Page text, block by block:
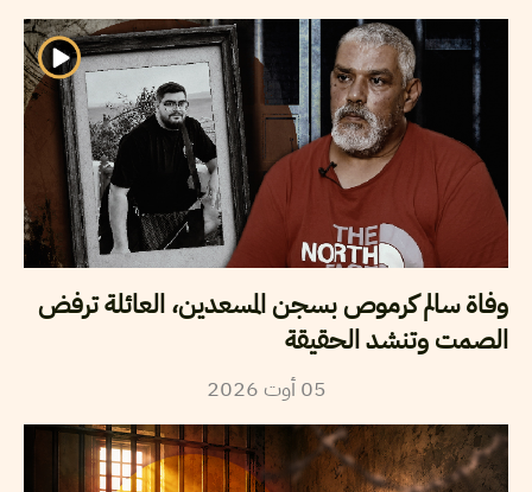
وفاة سالم كرموص بسجن المسعدين، العائلة ترفض
الصمت وتنشد الحقيقة
05 أوت2026